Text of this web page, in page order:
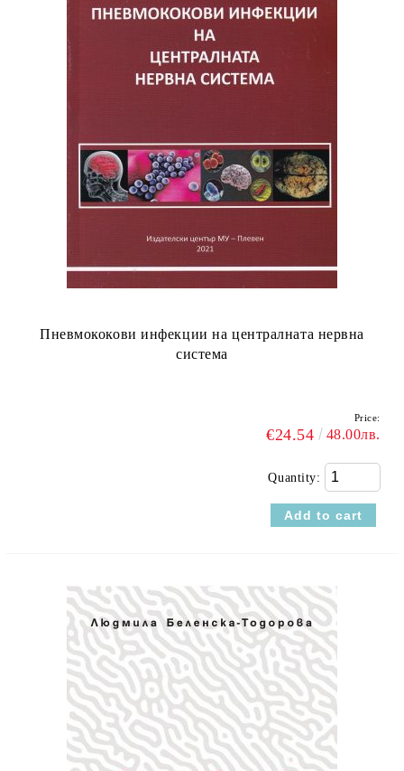
Пневмококови инфекции на централната нервна
система
Price:
€24.54 48.00лв.
Quantity: